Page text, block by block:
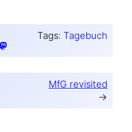
Tags: Tagebuch
MfG revisited
→